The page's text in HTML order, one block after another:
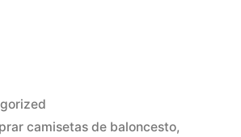
camisetas de baloncesto,